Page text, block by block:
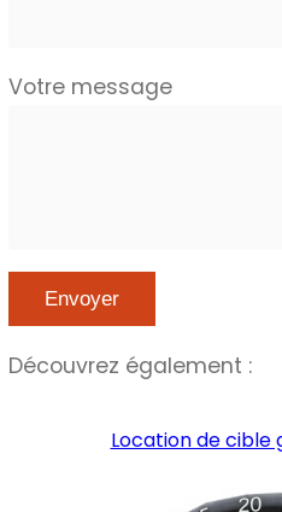
Votre message
Découvrez également :
Location de cible